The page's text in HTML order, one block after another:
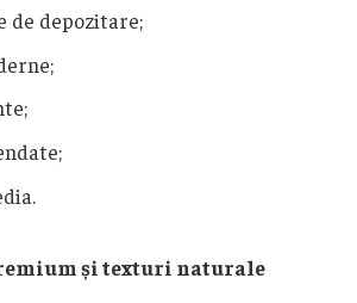
de depozitare;
și texturi naturale